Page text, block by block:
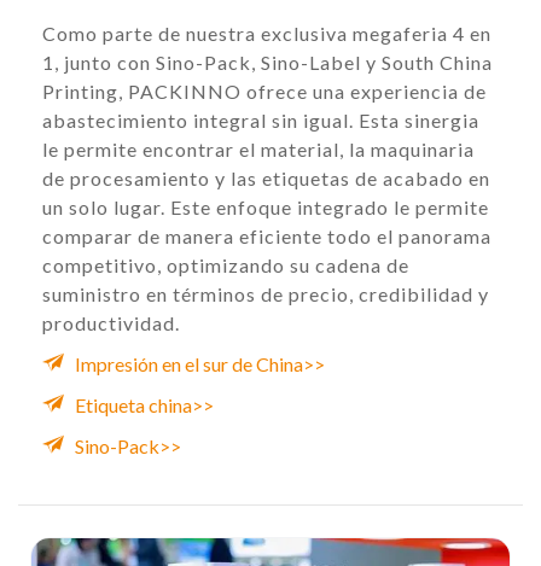
Como parte de nuestra exclusiva megaferia 4 en
1, junto con Sino-Pack, Sino-Label y South China
Printing, PACKINNO ofrece una experiencia de
abastecimiento integral sin igual. Esta sinergia
le permite encontrar el material, la maquinaria
de procesamiento y las etiquetas de acabado en
un solo lugar. Este enfoque integrado le permite
comparar de manera eficiente todo el panorama
competitivo, optimizando su cadena de
suministro en términos de precio, credibilidad y
productividad.
Impresión en el sur de China>>
Etiqueta china>>
Sino-Pack>>